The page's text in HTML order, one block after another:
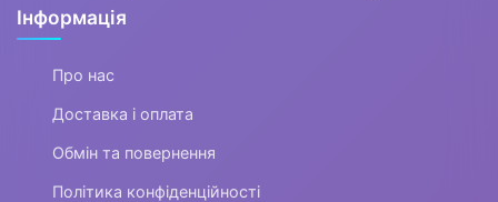
Інформація
Про нас
Доставка і оплата
Обмін та повернення
Політика конфіденційності